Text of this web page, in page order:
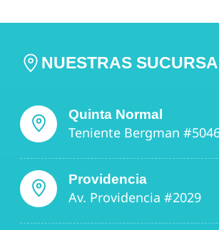
NUESTRAS
Quinta Normal
Teniente Bergman
Providencia
Av. Providencia #2029